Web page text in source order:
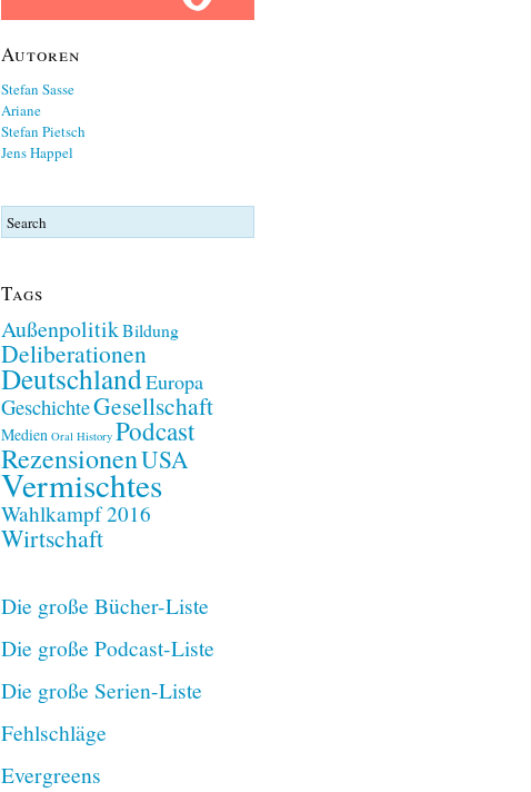
Autoren
Stefan Sasse
Ariane
Stefan Pietsch
Jens Happel
Tags
AußenpolitikBildung
Deliberationen
DeutschlandEuropa
GeschichteGesellschaft
Medien Oral History Podcast
RezensionenUSA
Vermischtes
Wahlkampf 2016
Wirtschaft
Die große Bücher-Liste
Die große Podcast-Liste
Die große Serien-Liste
Fehlschläge
Evergreens